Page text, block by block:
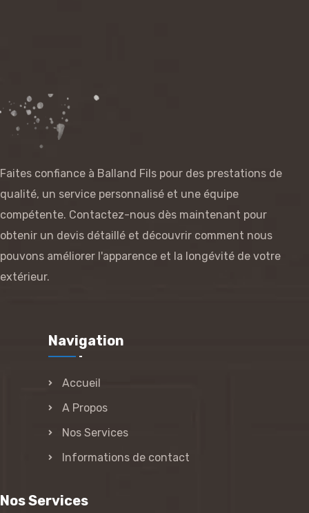
Faites confiance à Balland Fils pour des prestations de
qualité, un service personnalisé et une équipe
compétente. Contactez-nous dès maintenant pour
obtenir un devis détaillé et découvrir comment nous
pouvons améliorer l'apparence et la longévité de votre
extérieur.
Navigation
Accueil
A Propos
Nos Services
Informations de contact
Nos Services